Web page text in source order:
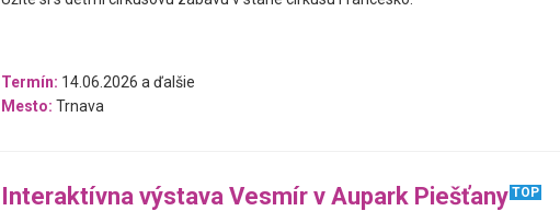
Termín: 14.06.2026 a ďalšie
Mesto: Trnava
Interaktívna výstava Vesmír v Aupark Piešťany TOP